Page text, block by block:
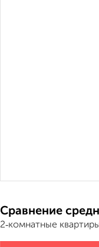
Сравнение
2‑комнатные